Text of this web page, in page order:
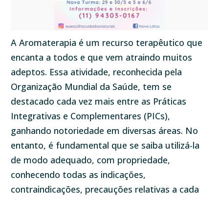
A Aromaterapia é um recurso terapêutico que
encanta a todos e que vem atraindo muitos
adeptos. Essa atividade, reconhecida pela
Organização Mundial da Saúde, tem se
destacado cada vez mais entre as Práticas
Integrativas e Complementares (PICs),
ganhando notoriedade em diversas áreas. No
entanto, é fundamental que se saiba utilizá-la
de modo adequado, com propriedade,
conhecendo todas as indicações,
contraindicações, precauções relativas a cada